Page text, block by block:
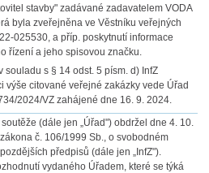
stavby" zadávané zadavatelem VODA
byla zveřejněna ve Věstníku veřejných
025530, a příp. poskytnutí informace
řízení a jeho spisovou značku.
souladu s § 14 odst. 5 písm. d) InfZ
výše citované veřejné zakázky vede Úřad
2024/VZ zahájené dne 16. 9. 2024.
(dále jen „Úřad") obdržel dne 4. 10.
č. 106/1999 Sb., o svobodném
předpisů (dále jen „InfZ").
vydaného Úřadem, které se týká